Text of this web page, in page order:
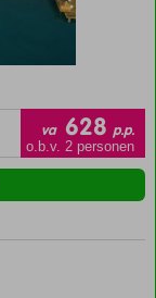
va 628 p.p.
o.b.v. 2 personen